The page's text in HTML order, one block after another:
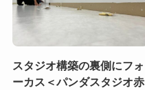
スタジオ構築の裏側にフォ
ーカス＜パンダスタジオ赤